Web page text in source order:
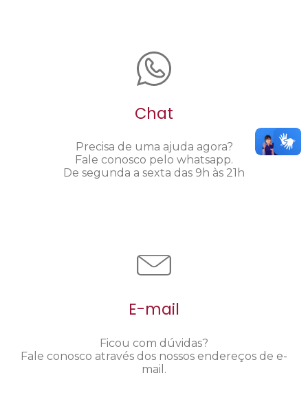
Chat
Precisa de uma ajuda agora?
Fale conosco pelo whatsapp.
De segunda a sexta das 9h às 21h
E-mail
Ficou com dúvidas?
Fale conosco através dos nossos endereços de e-
mail.